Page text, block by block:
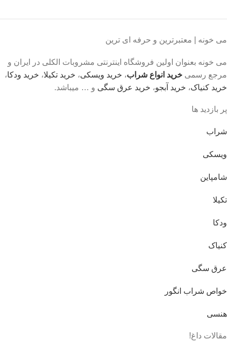
می خونه | معتبرترین و حرفه ای ترین
می خونه بعنوان اولین فروشگاه اینترنتی مشروبات الکلی در ایران و
مرجع رسمی خرید انواع شراب، خرید ویسکی، خرید تکیلا، خرید ودکا،
خرید کنیاک، خرید آبجو، خرید عرق سگی و … میباشد.
پر بازدید ها
شراب
ویسکی
شامپاین
تکیلا
ودکا
کنیاک
عرق سگی
خواص شراب انگور
هنسی
مقالات داغ!